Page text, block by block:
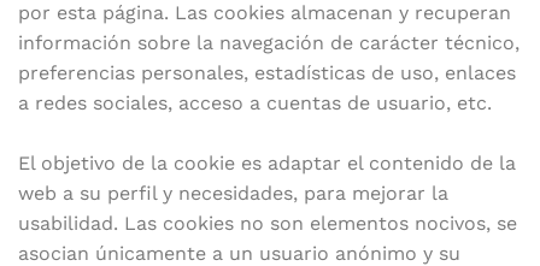
por esta página. Las cookies almacenan y recuperan
información sobre la navegación de carácter técnico,
preferencias personales, estadísticas de uso, enlaces
a redes sociales, acceso a cuentas de usuario, etc.
El objetivo de la cookie es adaptar el contenido de la
web a su perfil y necesidades, para mejorar la
usabilidad. Las cookies no son elementos nocivos, se
asocian únicamente a un usuario anónimo y su